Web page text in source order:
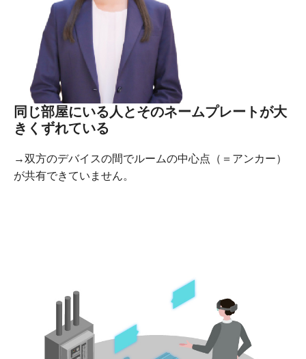
同じ部屋にいる人とそのネームプレートが大
きくずれている
→双方のデバイスの間でルームの中心点（＝アンカー）
が共有できていません。